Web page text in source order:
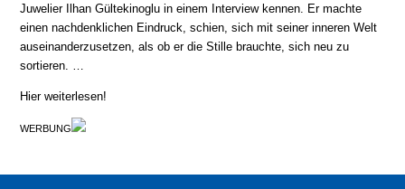
Juwelier Ilhan Gültekinoglu in einem Interview kennen. Er machte
einen nachdenklichen Eindruck, schien, sich mit seiner inneren Welt
auseinanderzusetzen, als ob er die Stille brauchte, sich neu zu
sortieren. …
Hier weiterlesen!
WERBUNG